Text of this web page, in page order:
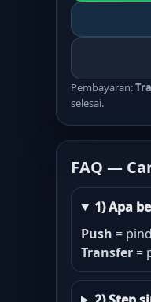
Pembayaran:
selesai.
FAQ —
1) Apa
Push =
Transfer =